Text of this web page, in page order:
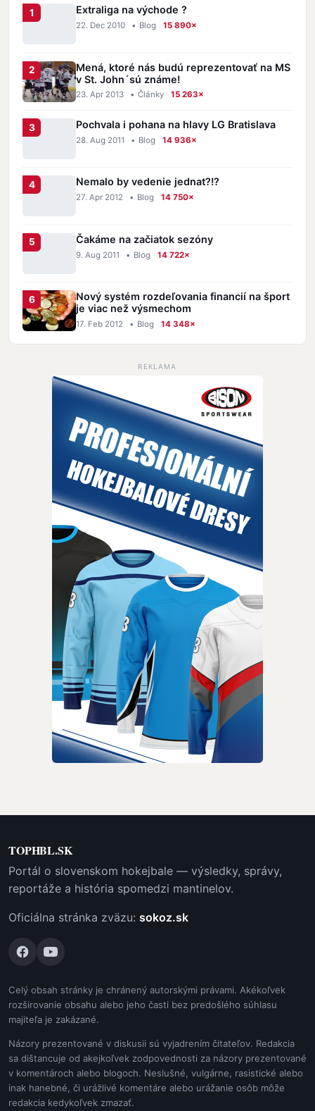
Extraliga na východe ?
22. Dec 2010 • Blog 15 890×
Mená, ktoré nás budú reprezentovať na MS
v St. John´sú známe!
23. Apr 2013 • Články 15 263×
Pochvala i pohana na hlavy LG Bratislava
28. Aug 2011 • Blog 14 936×
Nemalo by vedenie jednat?!?
27. Apr 2012 • Blog 14 750×
Čakáme na začiatok sezóny
9. Aug 2011 • Blog 14 722×
Nový systém rozdeľovania financií na šport
je viac než výsmechom
17. Feb 2012 • Blog 14 348×
REKLAMA
TOPHBL.SK
Portál o slovenskom hokejbale — výsledky, správy,
reportáže a história spomedzi mantinelov.
Oficiálna stránka zväzu: sokoz.sk
Celý obsah stránky je chránený autorskými právami. Akékoľvek
rozširovanie obsahu alebo jeho časti bez predošlého súhlasu
majiteľa je zakázané.
Názory prezentované v diskusii sú vyjadrením čitateľov. Redakcia
sa dištancuje od akejkoľvek zodpovednosti za názory prezentované
v komentároch alebo blogoch. Neslušné, vulgárne, rasistické alebo
inak hanebné, či urážlivé komentáre alebo urážanie osôb môže
redakcia kedykoľvek zmazať.